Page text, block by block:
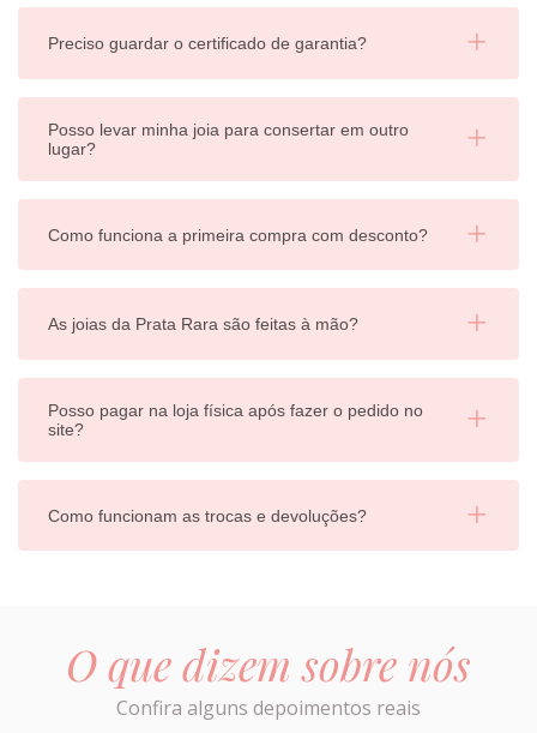
Preciso guardar o certificado de garantia?
Posso levar minha joia para consertar em outro
lugar?
Como funciona a primeira compra com desconto?
As joias da Prata Rara são feitas à mão?
Posso pagar na loja física após fazer o pedido no
site?
Como funcionam as trocas e devoluções?
O que dizem sobre nós
Confira alguns depoimentos reais